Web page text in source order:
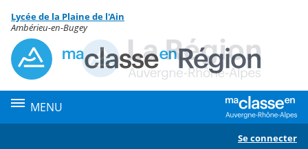
Menu de la rubrique
Contenu
Lycée de la Plaine de l'Ain
Ambérieu-en-Bugey
MENU
Se connecter